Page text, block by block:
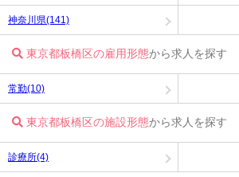
神奈川県(141)
東京都板橋区の雇用形態から求人を探す
常勤(10)
東京都板橋区の施設形態から求人を探す
診療所(4)